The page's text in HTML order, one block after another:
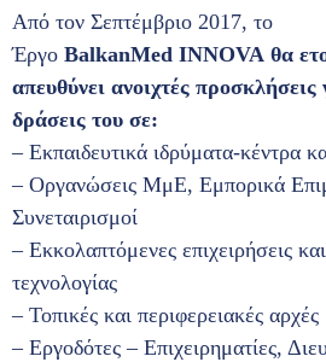
Από τον Σεπτέμβριο 2017, το
Έργο BalkanMed INNOVA θα
απευθύνει ανοιχτές προσκλήσεις
δράσεις του σε:
– Εκπαιδευτικά ιδρύματα-κέντρα
– Οργανώσεις ΜμΕ, Εμπορικά
Συνεταιρισμοί
– Εκκολαπτόμενες επιχειρήσεις
τεχνολογίας
– Τοπικές και περιφερειακές αρχές
– Εργοδότες – Επιχειρηματίες,